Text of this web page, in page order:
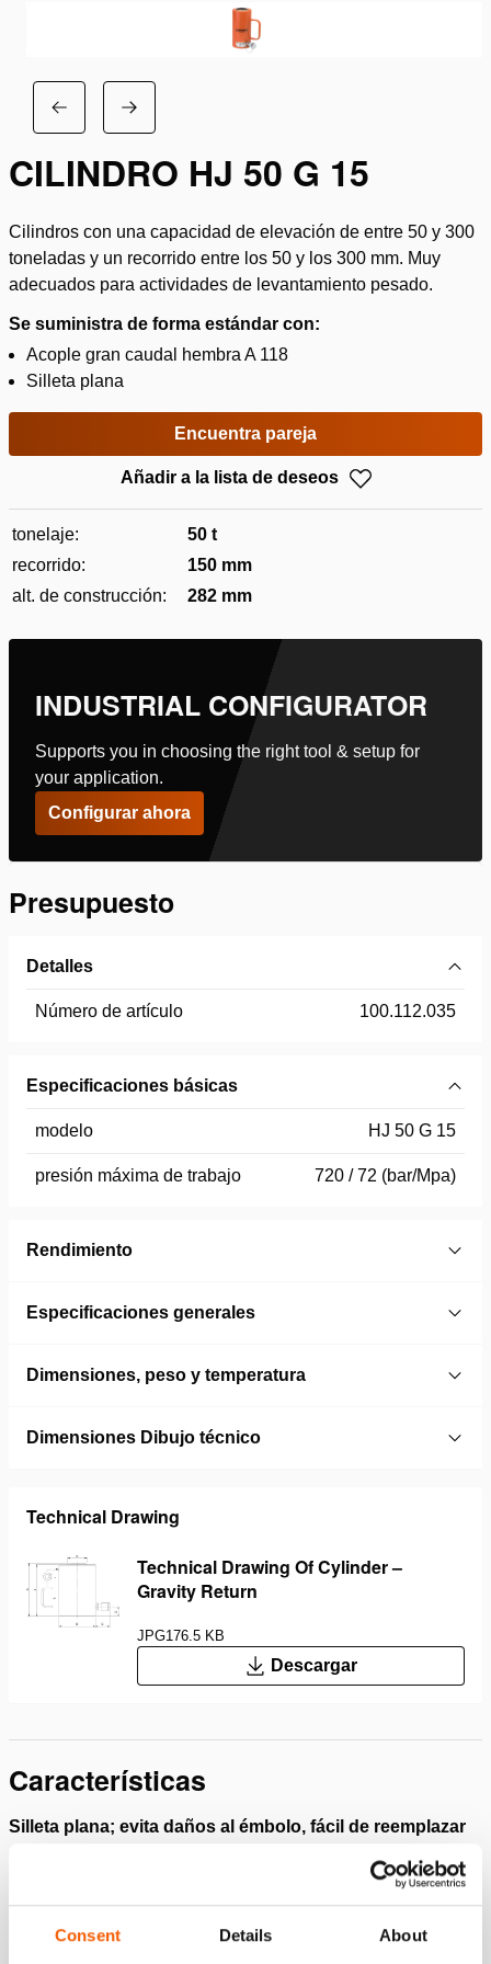
Consent Details About
CILINDRO HJ 50 G 15
Cilindros con una capacidad de elevación de entre 50 y 300
toneladas y un recorrido entre los 50 y los 300 mm. Muy
adecuados para actividades de levantamiento pesado.
Se suministra de forma estándar con:
Acople gran caudal hembra A 118
Silleta plana
Encuentra pareja
Añadir a la lista de deseos
tonelaje:
50 t
recorrido:
150 mm
alt. de construcción:
282 mm
INDUSTRIAL CONFIGURATOR
Supports you in choosing the right tool & setup for
your application.
Configurar ahora
Presupuesto
Detalles
Número de artículo 100.112.035
Especificaciones básicas
modelo HJ 50 G 15
presión máxima de trabajo 720 / 72 (bar/Mpa)
Rendimiento
Especificaciones generales
Dimensiones, peso y temperatura
Dimensiones Dibujo técnico
Technical Drawing
Technical Drawing Of Cylinder –
Gravity Return
JPG176.5 KB
Descargar
Características
Silleta plana; evita daños al émbolo, fácil de reemplazar
Descargas